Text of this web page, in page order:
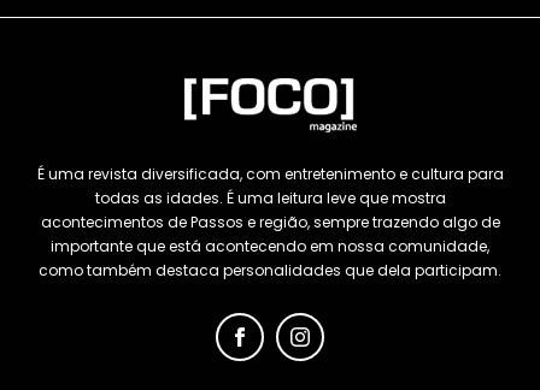
É uma revista diversificada, com entretenimento e cultura para
todas as idades. É uma leitura leve que mostra
acontecimentos de Passos e região, sempre trazendo algo de
importante que está acontecendo em nossa comunidade,
como também destaca personalidades que dela participam.